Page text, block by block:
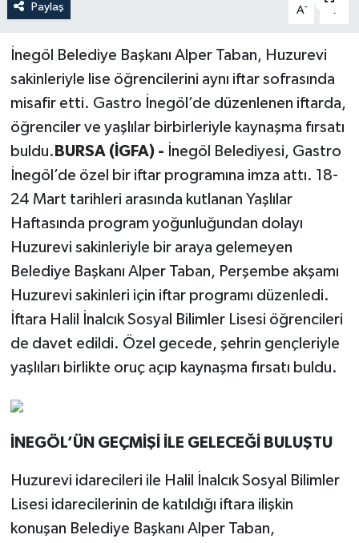
Paylaş A- A
İnegöl Belediye Başkanı Alper Taban, Huzurevi
sakinleriyle lise öğrencilerini aynı iftar sofrasında
misafir etti. Gastro İnegöl’de düzenlenen iftarda,
öğrenciler ve yaşlılar birbirleriyle kaynaşma fırsatı
buldu. BURSA (İGFA) - İnegöl Belediyesi, Gastro
İnegöl’de özel bir iftar programına imza attı. 18-
24 Mart tarihleri arasında kutlanan Yaşlılar
Haftasında program yoğunluğundan dolayı
Huzurevi sakinleriyle bir araya gelemeyen
Belediye Başkanı Alper Taban, Perşembe akşamı
Huzurevi sakinleri için iftar programı düzenledi.
İftara Halil İnalcık Sosyal Bilimler Lisesi öğrencileri
de davet edildi. Özel gecede, şehrin gençleriyle
yaşlıları birlikte oruç açıp kaynaşma fırsatı buldu.
İNEGÖL’ÜN GEÇMİŞİ İLE GELECEĞİ BULUŞTU
Huzurevi idarecileri ile Halil İnalcık Sosyal Bilimler
Lisesi idarecilerinin de katıldığı iftara ilişkin
konuşan Belediye Başkanı Alper Taban,
Sağlık
Spor
Teknoloji